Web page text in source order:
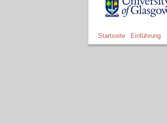
Startseite Einführung